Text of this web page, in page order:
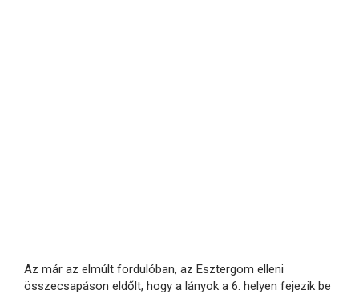
Az már az elmúlt fordulóban, az Esztergom elleni
összecsapáson eldőlt, hogy a lányok a 6. helyen fejezik be